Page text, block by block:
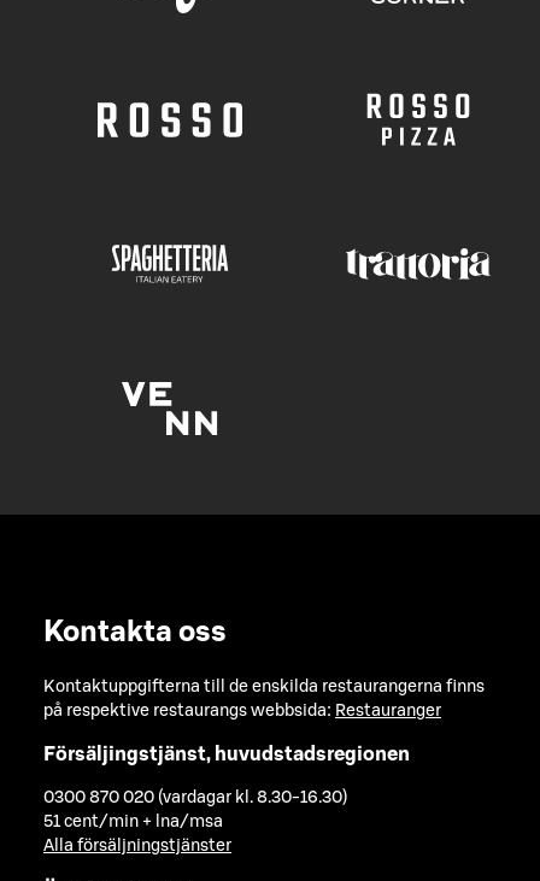
Kontakta oss
Kontaktuppgifterna till de enskilda restaurangerna finns
på respektive restaurangs webbsida: Restauranger
Försäljingstjänst, huvudstadsregionen
0300 870 020 (vardagar kl. 8.30-16.30)
51 cent/min + lna/msa
Alla försäljningstjänster